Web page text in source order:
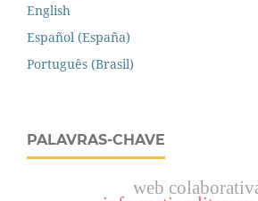
English
Español (España)
Português (Brasil)
PALAVRAS-CHAVE
web